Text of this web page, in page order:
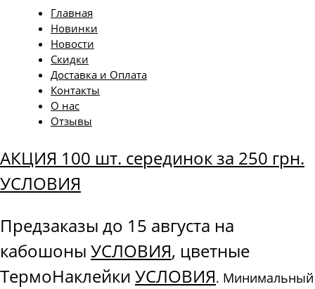
Главная
Новинки
Новости
Скидки
Доставка и Оплата
Контакты
О нас
Отзывы
АКЦИЯ 100 шт. серединок за 250 грн.
УСЛОВИЯ
Предзаказы до 15 августа на
кабошоны УСЛОВИЯ, цветные
ТермоНаклейки УСЛОВИЯ. Минимальный